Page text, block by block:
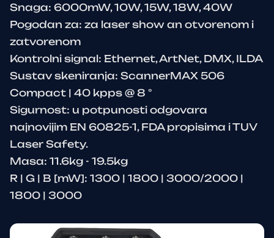
Snaga: 6000mW, 10W, 15W, 18W, 40W
Pogodan za: za laser show an otvorenom i
zatvorenom
Kontrolni signal: Ethernet, ArtNet, DMX, ILDA
Sustav skeniranja: ScannerMAX 506
Compact | 40 kpps @ 8 °
Sigurnost: u potpunosti odgovara
najnovijim EN 60825-1, FDA propisima i TUV
Laser Safety.
Masa: 11.6kg - 19.5kg
R | G | B [mW]: 1300 | 1800 | 3000/2000 |
1800 | 3000